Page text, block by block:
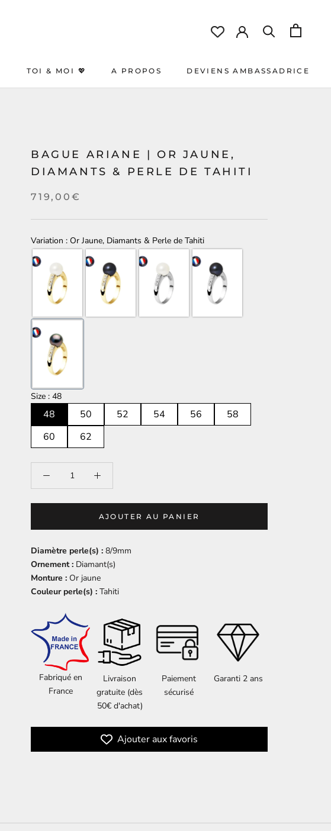
TOI & MOI 💖
A PROPOS
DEVIENS AMBASSADRICE
BAGUE ARIANE | OR JAUNE,
DIAMANTS & PERLE DE TAHITI
719,00€
Variation Or Jaune, Diamants & Perle de Tahiti
Size 48
48 50 52 54 56
58
60
62
AJOUTER AU PANIER
Diamètre perle(s) : 8/9mm
Ornement : Diamant(s)
Monture : Or jaune
Couleur perle(s) : Tahiti
Fabriqué en
France
Livraison
gratuite (dès
50€ d'achat)
Paiement
sécurisé
Garanti 2 ans
Ajouter aux favoris